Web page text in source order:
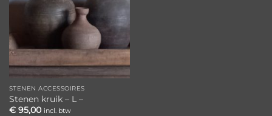
STENEN ACCESSOIRES
Stenen kruik – L –
€95,00 incl. btw